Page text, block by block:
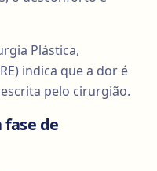
Plástica,
indica que a dor é
pelo cirurgião.
de